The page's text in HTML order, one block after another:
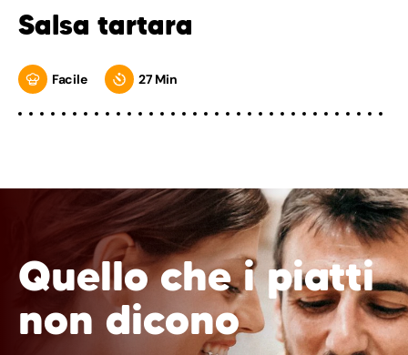
Salsa tartara
Facile 27 Min
Quello che i piatti
non dicono